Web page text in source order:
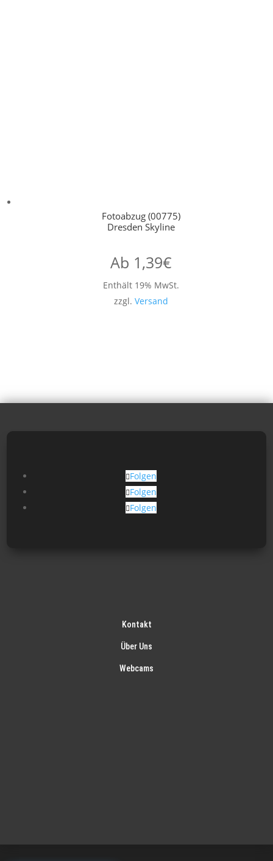
Fotoabzug (00775)
Dresden Skyline
Ab 1,39€
Enthält 19% MwSt.
zzgl. Versand
Folgen
Folgen
Folgen
Kontakt
Über Uns
Webcams